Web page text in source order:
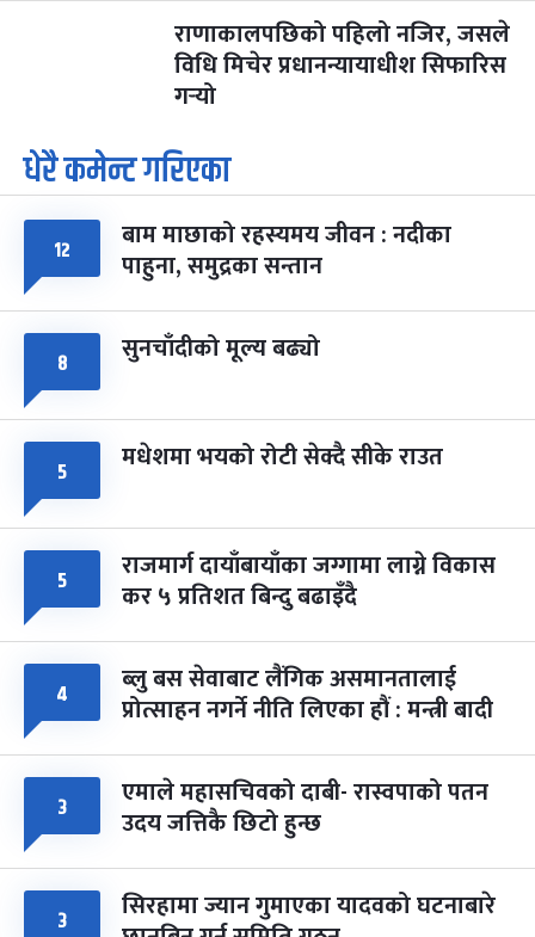
राणाकालपछिको पहिलो नजिर, जसले
विधि मिचेर प्रधानन्यायाधीश सिफारिस
गर्‍यो
धेरै कमेन्ट गरिएका
१२ बाम माछाको रहस्यमय जीवन : नदीका
पाहुना, समुद्रका सन्तान
८ सुनचाँदीको मूल्य बढ्यो
५ मधेशमा भयको रोटी सेक्दै सीके राउत
५ राजमार्ग दायाँबायाँका जग्गामा लाग्ने विकास
कर ५ प्रतिशत बिन्दु बढाइँदै
४ ब्लु बस सेवाबाट लैंगिक असमानतालाई
प्रोत्साहन नगर्ने नीति लिएका हौं : मन्त्री बादी
३ एमाले महासचिवको दाबी- रास्वपाको पतन
उदय जत्तिकै छिटो हुन्छ
३ सिरहामा ज्यान गुमाएका यादवको घटनाबारे